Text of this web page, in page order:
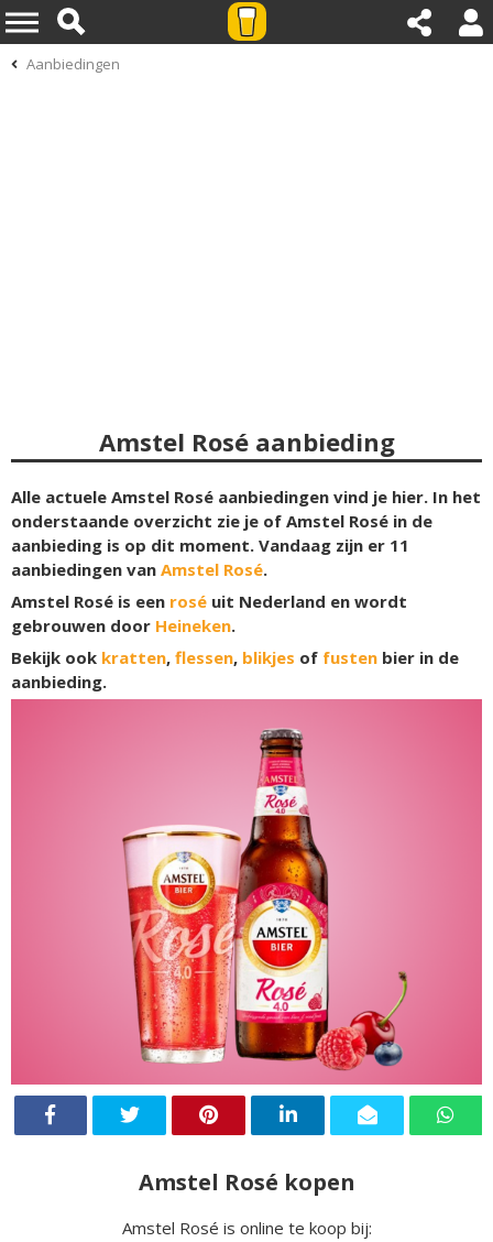
Aanbiedingen
Amstel Rosé aanbieding
Alle actuele Amstel Rosé aanbiedingen vind je hier. In het
onderstaande overzicht zie je of Amstel Rosé in de
aanbieding is op dit moment. Vandaag zijn er 11
aanbiedingen van Amstel Rosé.
Amstel Rosé is een rosé uit Nederland en wordt
gebrouwen door Heineken.
Bekijk ook kratten, flessen, blikjes of fusten bier in de
aanbieding.
Amstel Rosé kopen
Amstel Rosé is online te koop bij: